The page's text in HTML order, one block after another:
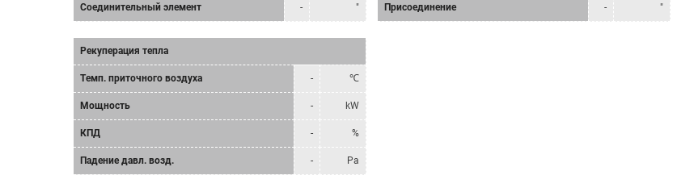
Соединительный элемент - " Присоединение - "
Рекуперация тепла
Tемп. приточного воздуха - ℃
Мощность - kW
КПД - %
Падение давл. возд. - Pa